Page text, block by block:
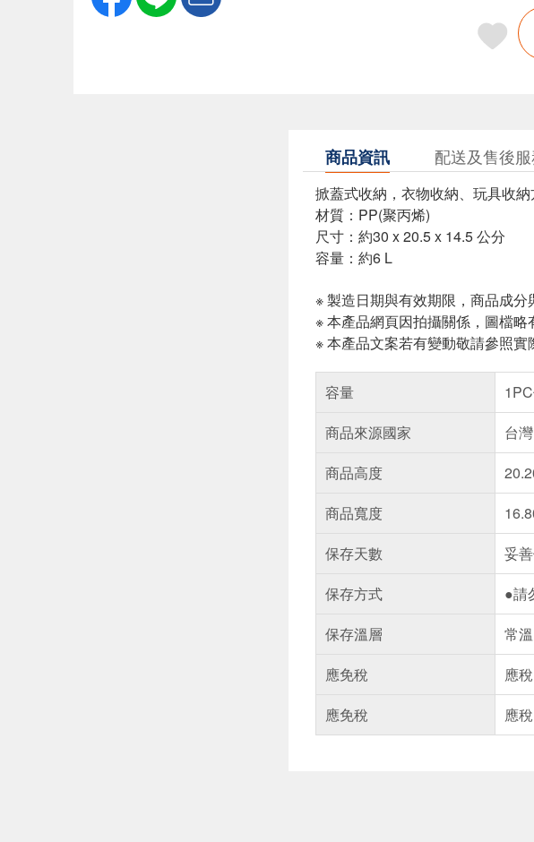
商品資訊 配送及售後
掀蓋式收納，衣物收納、玩具收
材質：PP(聚丙烯)
尺寸：約30 x 20.5 x 14.5 公分
容量：約6 L
※ 製造日期與有效期限，商品成
※ 本產品網頁因拍攝關係，圖檔
※ 本產品文案若有變動敬請參照實
容量
商品來源國家
台灣
商品高度
商品寬度
保存天數
妥
保存方式
●請
保存溫層
常溫
應免稅
應稅
應免稅
應稅